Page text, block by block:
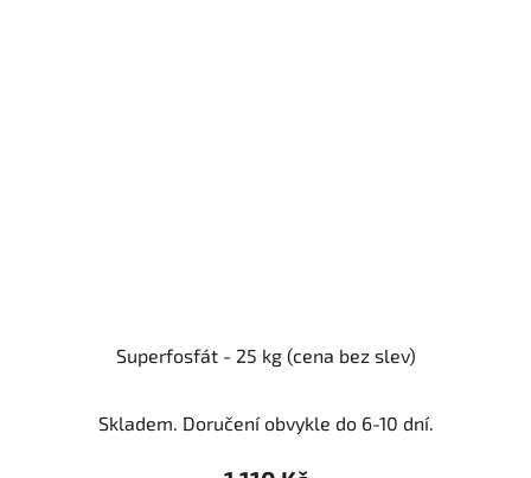
Superfosfát - 25 kg (cena bez slev)
Skladem. Doručení obvykle do 6-10 dní.